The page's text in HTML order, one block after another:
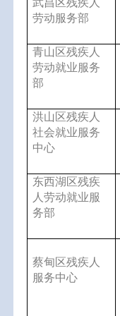
劳动服务部
青山区残疾人
劳动就业服务
部
洪山区残疾人
社会就业服务
中心
东西湖区残疾
人劳动就业服
务部
蔡甸区残疾人
服务中心